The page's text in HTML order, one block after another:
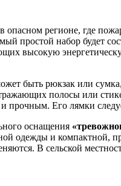
опасном регионе, где
простой набор будет
высокую
быть рюкзак или
полосы или
прочным. Его лямки
оснащения
одежды и компактной,
В сельской